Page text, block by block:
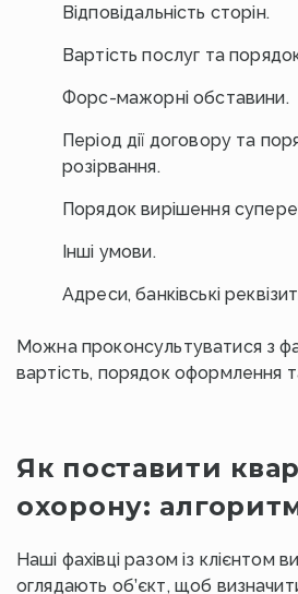
Відповідальність сторін.
Вартість послуг та
Форс-мажорні обставини.
Період дії договору та
розірвання.
Порядок вирішення
Інші умови.
Адреси, банківські
Можна проконсультуватися з
вартість, порядок оформлення
Як поставити
охорону:
Наші фахівці разом із клієнтом
оглядають об’єкт, щоб